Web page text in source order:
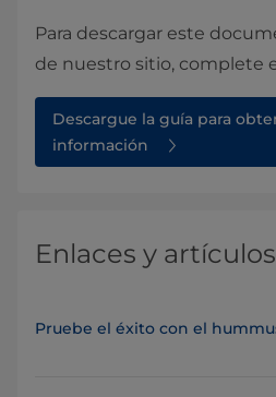
Para descargar este
de nuestro sitio, complete
Descargue la guía para
información
Enlaces y
Pruebe el éxito con el